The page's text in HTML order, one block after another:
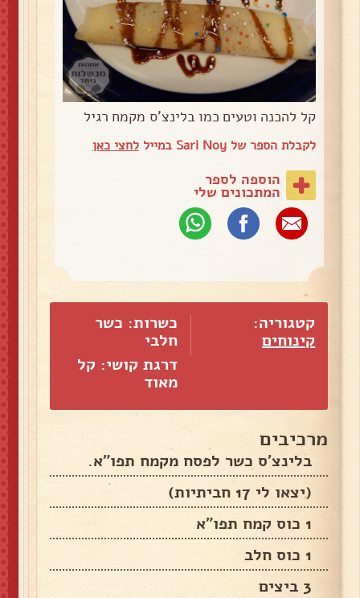
קל להכנה וטעים כמו בלינצ'ס מקמח רגיל
לקבלת הספר של Sari Noy במייל לחצי כאן
הוספה לספר
המתכונים שלי
קטגוריה:
קינוחים
כשרות: כשר
חלבי
דרגת קושי: קל
מאוד
מרכיבים
בלינצ'ס כשר לפסח מקמח תפו"א.
(יצאו לי 17 חביתיות)
1 כוס קמח תפו"א
1 כוס חלב
3 ביצים